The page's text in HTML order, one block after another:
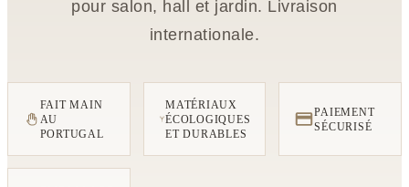
pour salon, hall et jardin. Livraison
internationale.
FAIT MAIN
AU
PORTUGAL
MATÉRIAUX
ÉCOLOGIQUES
ET DURABLES
PAIEMENT
SÉCURISÉ